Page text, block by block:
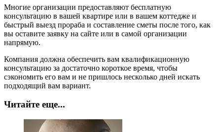
Многие организации предоставляют бесплатную
консультацию в вашей квартире или в вашем коттедже и
быстрый выезд прораба и составление сметы после того, как
вы оставите заявку на сайте или в самой организации
напрямую.
Компания должна обеспечить вам квалификационную
консультацию за достаточно короткое время, чтобы
сэкономить его вам и не пришлось несколько дней искать
подходящий вам вариант.
Читайте еще...